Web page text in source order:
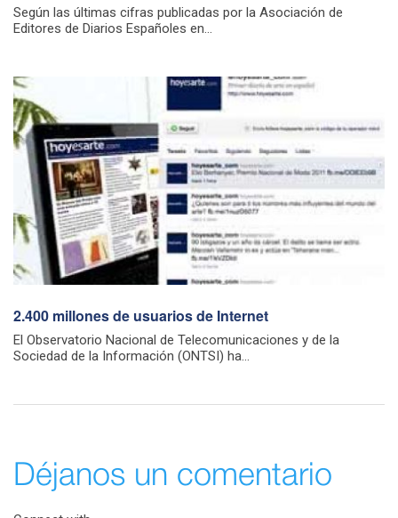
Según las últimas cifras publicadas por la Asociación de
Editores de Diarios Españoles en...
2.400 millones de usuarios de Internet
El Observatorio Nacional de Telecomunicaciones y de la
Sociedad de la Información (ONTSI) ha...
Déjanos un comentario